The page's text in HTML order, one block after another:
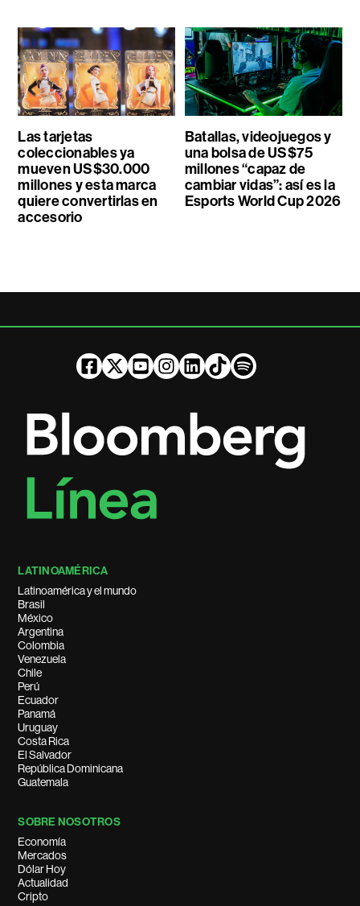
Las tarjetas
coleccionables ya
mueven US$30.000
millones y esta marca
quiere convertirlas en
accesorio
Batallas, videojuegos y
una bolsa de US$75
millones “capaz de
cambiar vidas”: así es la
Esports World Cup 2026
LATINOAMÉRICA
Latinoamérica y el mundo
Brasil
México
Argentina
Colombia
Venezuela
Chile
Perú
Ecuador
Panamá
Uruguay
Costa Rica
El Salvador
República Dominicana
Guatemala
SOBRE NOSOTROS
Economía
Mercados
Dólar Hoy
Actualidad
Cripto